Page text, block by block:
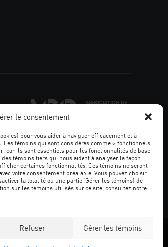
le consentement
pour vous aider à naviguer efficacement et à
Les témoins qui sont considérés comme « fonctionnels
car ils sont essentiels pour les fonctionnalités de base
témoins tiers qui nous aident à analyser la façon
certaines fonctionnalités. Ces témoins ne seront
votre consentement préalable. Vous pouvez choisir
la totalité ou une partie (Gérer les témoins) de
sur les témoins utilisés sur ce site, consultez notre
Refuser Gérer les témoins
Association
du
Québec
FacebookLinkedInYouTubeGoogle+
la construction du Québec. Tous droits réservés.